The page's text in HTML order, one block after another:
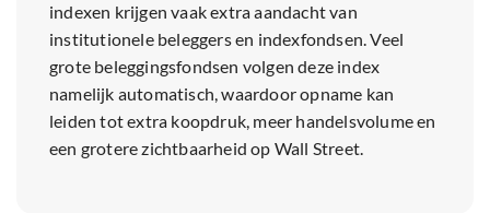
indexen krijgen vaak extra aandacht van
institutionele beleggers en indexfondsen. Veel
grote beleggingsfondsen volgen deze index
namelijk automatisch, waardoor opname kan
leiden tot extra koopdruk, meer handelsvolume en
een grotere zichtbaarheid op Wall Street.